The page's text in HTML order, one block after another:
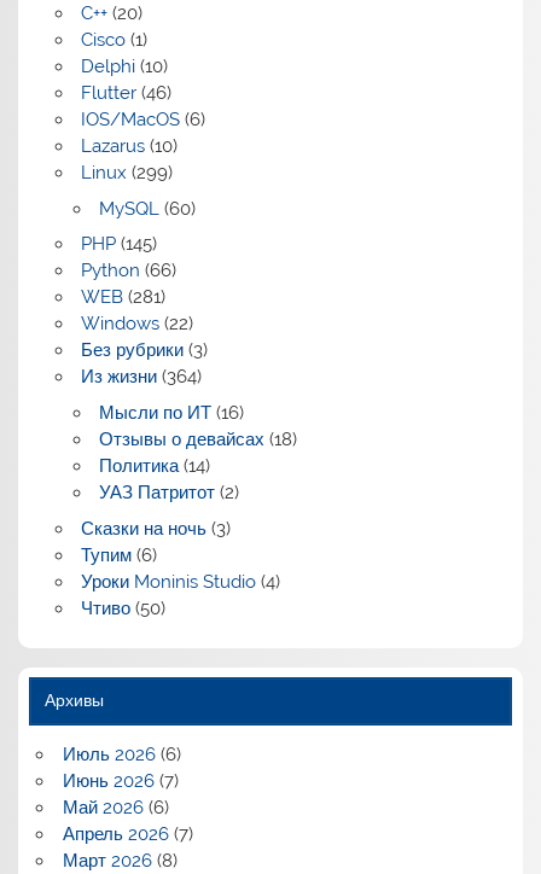
C++(20)
Cisco(1)
Delphi(10)
Flutter(46)
IOS/MacOS(6)
Lazarus(10)
Linux (299)
MySQL(60)
PHP(145)
Python (66)
WEB(281)
Windows(22)
Без рубрики(3)
Из жизни(364)
Мысли по ИТ(16)
Отзывы о девайсах (18)
Политика(14)
УАЗ Патритот(2)
Сказки на ночь(3)
Тупим(6)
Уроки Moninis Studio(4)
Чтиво(50)
Архивы
Июль 2026(6)
Июнь 2026(7)
Май 2026(6)
Апрель 2026(7)
Март 2026(8)